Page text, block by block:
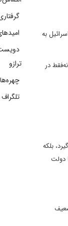
به
در طول جنگ ۱۲روزه، جایگاه او را نه‌فقط در
بلکه
دولت
دویست
ترازو